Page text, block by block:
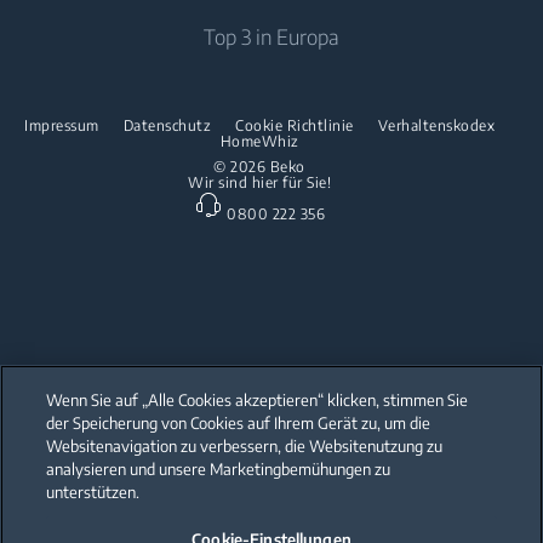
Einbau-Kochfelder
Freistehende Geschirrspüler
Einbau-Geschirrspüler
Partnerschaften
Beko Professional
Downloads
Reparaturinformationen & Ersatzteile
Garantie
Top 3 in Europa
© 2026 Beko
Impressum Datenschutz Cookie Richtlinie
Verhaltenskodex
HomeWhiz
Wir sind hier für Sie!
0800 222 356
Our parent company, Beko has 55,000 employees throughout the world
with its global operations through its subsidiaries in 57 countries and 45
production facilities in 13 countries
(i.e. Türkiye, UK, Italy, Romania, Slovakia, Poland, South Africa, Russia,
Pakistan, India, Bangladesh, Thailand and China).
Wenn Sie auf „Alle Cookies akzeptieren“ klicken, stimmen Sie
der Speicherung von Cookies auf Ihrem Gerät zu, um die
Websitenavigation zu verbessern, die Websitenutzung zu
analysieren und unsere Marketingbemühungen zu
unterstützen.